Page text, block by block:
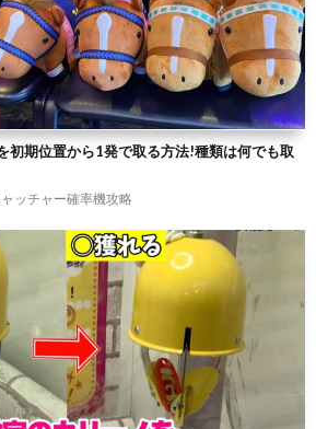
初期位置から1発で取る方法!種類は何でも取
ッチャー確率機攻略